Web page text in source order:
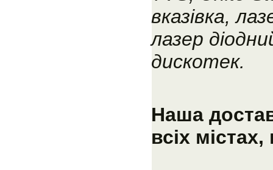
вказівка,
лазер
дискотек.
Наша
всіх